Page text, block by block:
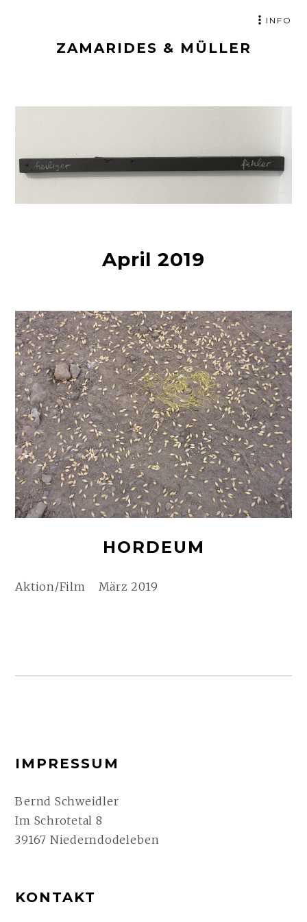
SPRINGENZAMARIDES & MÜLLER
INFO
April 2019
HORDEUM
Aktion/Film März 2019
FOOTER-
IMPRESSUM
Bernd Schweidler
Im Schrotetal 8
39167 Niederndodeleben
KONTAKT